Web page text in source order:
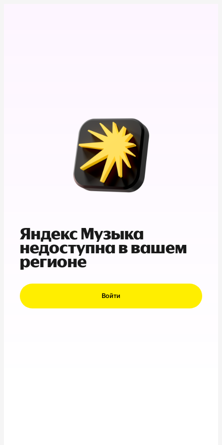
Яндекс Музыка
недоступна в вашем
регионе
Войти